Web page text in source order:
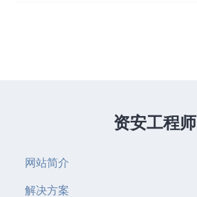
资安工程师
网站简介
解决方案